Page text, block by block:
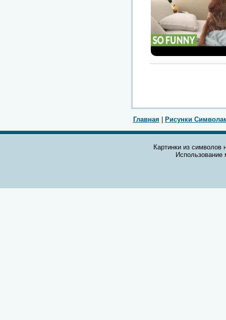
Главная Рисунки
Картинки из символов
Использование